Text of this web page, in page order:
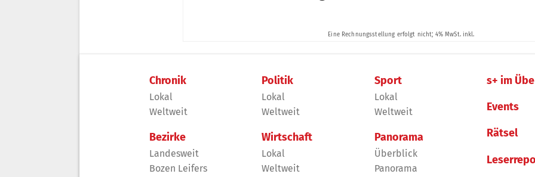
Chronik
Lokal
Weltweit
Bezirke
Landesweit
Bozen Leifers
Politik
Lokal
Weltweit
Wirtschaft
Lokal
Weltweit
Sport
Lokal
Weltweit
Panorama
Überblick
Panorama
s+ im
Events
Rätsel